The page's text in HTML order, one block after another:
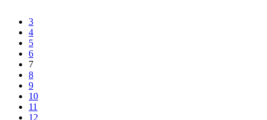
3
4
5
6
7
8
9
10
11
12